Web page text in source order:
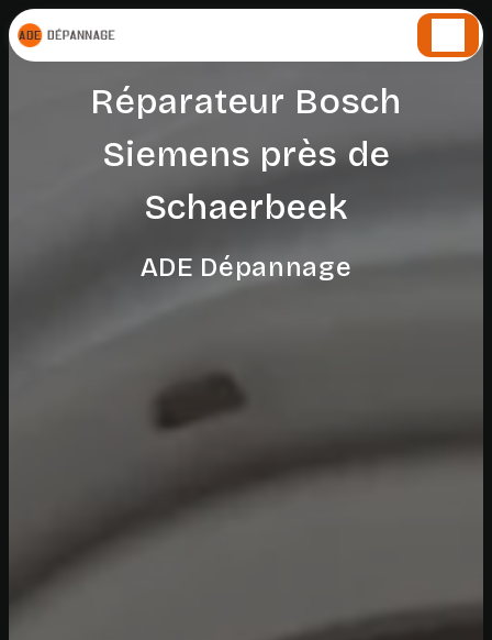
Réparateur Bosch
Siemens près de
Schaerbeek
ADE Dépannage
Panneau de gestion des cookies